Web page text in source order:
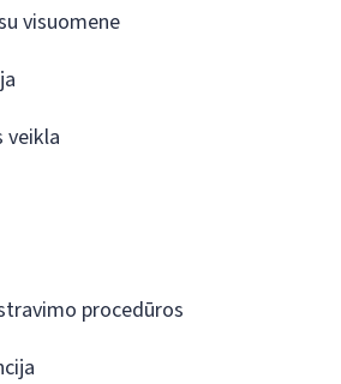
visuomene
veikla
procedūros